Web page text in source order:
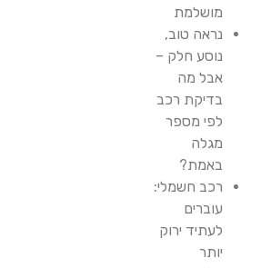
מושלמת
נראה טוב,
נוסע חלק –
אבל מה
בדיקת רכב
לפי מספר
מגלה
באמת?
רכב חשמלי:
עוברים
לעתיד ירוק
יותר